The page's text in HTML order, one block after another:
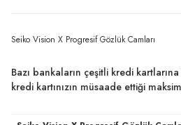
Seiko Vision X Progresif Gözlük Camları
Bazı bankaların çeşitli kredi
kredi kartınızın müsaade ettiği